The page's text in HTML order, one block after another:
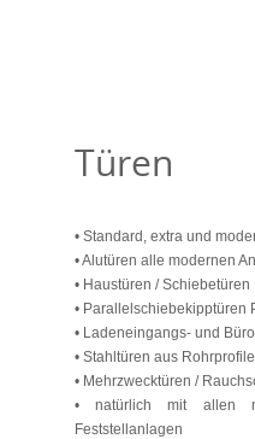
Türen
• Standard, extra und
• Alutüren alle modernen
• Haustüren / Schiebetüren
• Parallelschiebekipptüren
• Ladeneingangs- und
• Stahltüren aus
• Mehrzwecktüren /
• natürlich mit allen
Feststellanlagen